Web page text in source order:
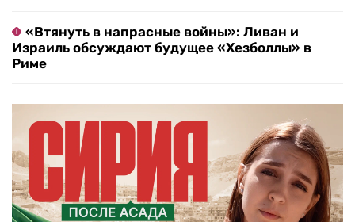
«Втянуть в напрасные войны»: Ливан и
Израиль обсуждают будущее «Хезболлы» в
Риме